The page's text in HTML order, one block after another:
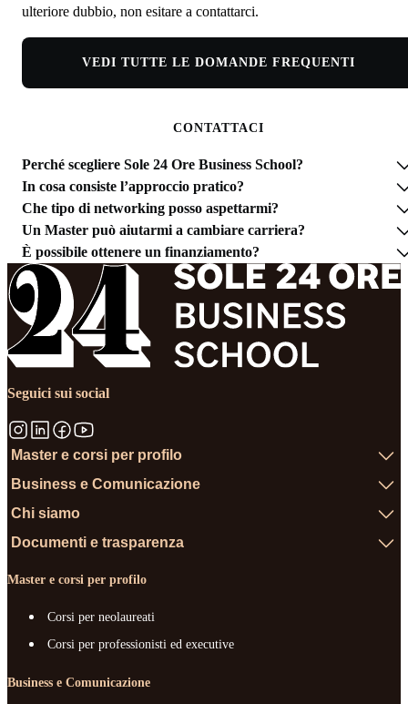
ulteriore dubbio, non esitare a contattarci.
VEDI TUTTE LE DOMANDE FREQUENTI
CONTATTACI
Perché scegliere Sole 24 Ore Business School?
In cosa consiste l’approccio pratico?
Che tipo di networking posso aspettarmi?
Un Master può aiutarmi a cambiare carriera?
È possibile ottenere un finanziamento?
Seguici sui social
Master e corsi per profilo
Business e Comunicazione
Chi siamo
Documenti e trasparenza
Master e corsi per profilo
Corsi per neolaureati
Corsi per professionisti ed executive
Business e Comunicazione